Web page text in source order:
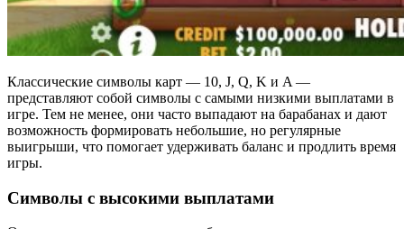
Классические символы карт — 10, J, Q, K и A —
представляют собой символы с самыми низкими выплатами в
игре. Тем не менее, они часто выпадают на барабанах и дают
возможность формировать небольшие, но регулярные
выигрыши, что помогает удерживать баланс и продлить время
игры.
Символы с высокими выплатами